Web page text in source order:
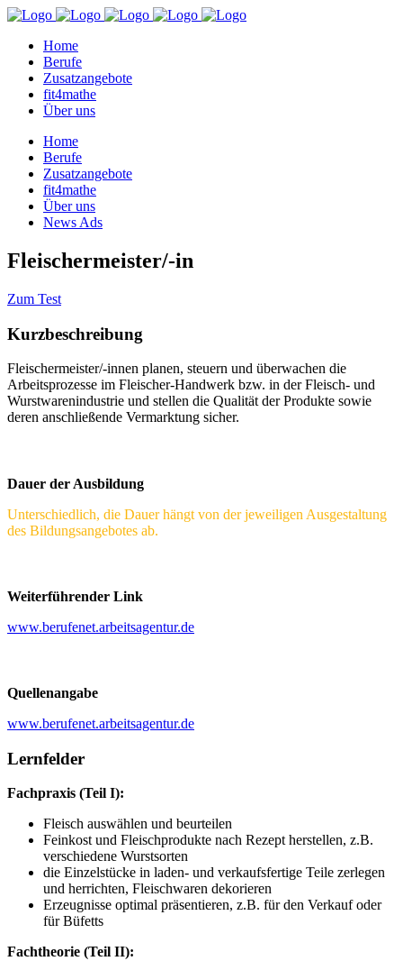
Home
Berufe
Zusatzangebote
fit4mathe
Über uns
Home
Berufe
Zusatzangebote
fit4mathe
Über uns
News Ads
Fleischermeister/-in
Zum Test
Kurzbeschreibung
Fleischermeister/-innen planen, steuern und überwachen die
Arbeitsprozesse im Fleischer-Handwerk bzw. in der Fleisch- und
Wurstwarenindustrie und stellen die Qualität der Produkte sowie
deren anschließende Vermarktung sicher.
Dauer der Ausbildung
Unterschiedlich, die Dauer hängt von der jeweiligen Ausgestaltung
des Bildungsangebotes ab.
Weiterführender Link
www.berufenet.arbeitsagentur.de
Quellenangabe
www.berufenet.arbeitsagentur.de
Lernfelder
Fachpraxis (Teil I):
Fleisch auswählen und beurteilen
Feinkost und Fleischprodukte nach Rezept herstellen, z.B.
verschiedene Wurstsorten
die Einzelstücke in laden- und verkaufsfertige Teile zerlegen
und herrichten, Fleischwaren dekorieren
Erzeugnisse optimal präsentieren, z.B. für den Verkauf oder
für Büfetts
Fachtheorie (Teil II):